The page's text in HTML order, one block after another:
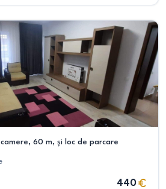
60 m, și loc de parcare
440